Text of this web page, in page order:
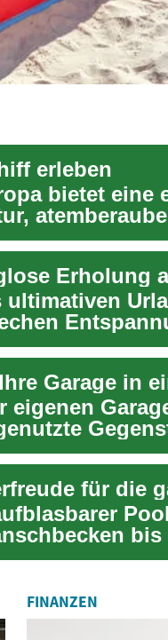
erleben
bietet eine
ultimativen
eigenen
für die
FINANZEN